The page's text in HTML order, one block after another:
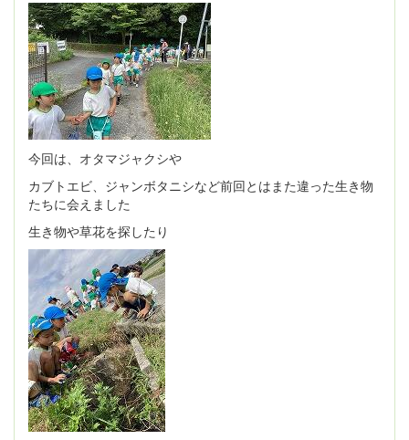
今回は、オタマジャクシや
カブトエビ、ジャンボタニシなど前回とはまた違った生き物
たちに会えました
生き物や草花を探したり